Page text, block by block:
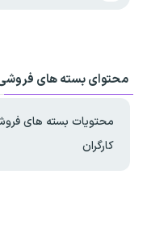
محتوای بسته های
محتویات بسته های
کارگران